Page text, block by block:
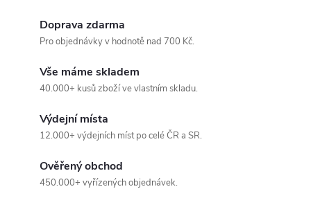
Doprava zdarma
Pro objednávky v hodnotě nad 700 Kč.
Vše máme skladem
40.000+ kusů zboží ve vlastním skladu.
Výdejní místa
12.000+ výdejních míst po celé ČR a SR.
Ověřený obchod
450.000+ vyřízených objednávek.